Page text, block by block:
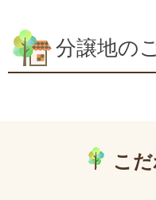
分譲地の
こ